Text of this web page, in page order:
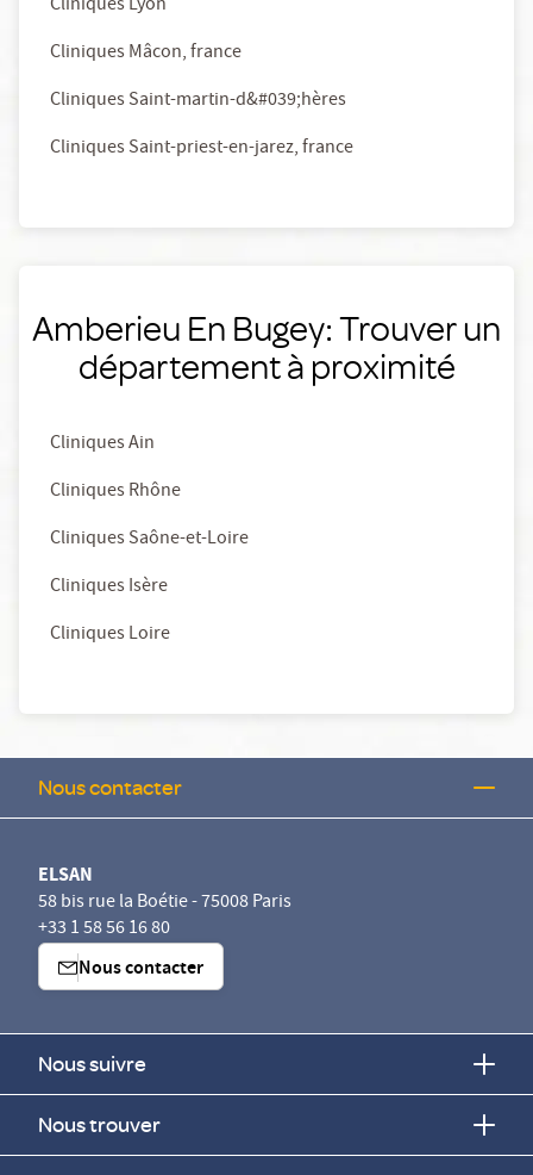
Cliniques Lyon
Cliniques Mâcon, france
Cliniques Saint-martin-d&#039;hères
Cliniques Saint-priest-en-jarez, france
Amberieu En Bugey: Trouver un
département à proximité
Cliniques Ain
Cliniques Rhône
Cliniques Saône-et-Loire
Cliniques Isère
Cliniques Loire
Nous contacter
ELSAN
58 bis rue la Boétie - 75008 Paris
+33 1 58 56 16 80
Nous contacter
Nous suivre
Nous trouver